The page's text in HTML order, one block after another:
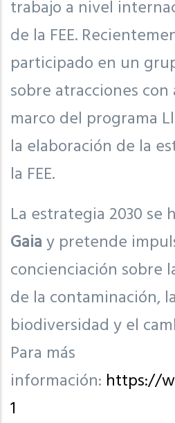
trabajo a nivel
de la FEE.
participado en un
sobre atracciones
marco del programa
la elaboración de la
la FEE.
La estrategia 2030 se
Gaiay pretende
concienciación sobre
de la contaminación,
biodiversidad y el
Para más
información: https://
1